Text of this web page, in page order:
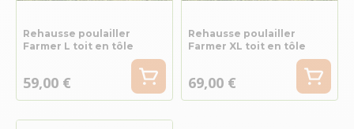
Rehausse poulailler
Farmer L toit en tôle
59,00 €
Rehausse poulailler
Farmer XL toit en tôle
69,00 €